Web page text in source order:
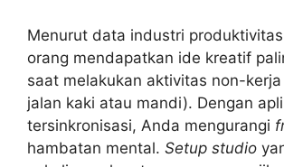
Menurut data industri
orang mendapatkan ide kreatif
saat melakukan aktivitas non-
jalan kaki atau mandi). Dengan
tersinkronisasi, Anda mengurangi
hambatan mental. Setup studio